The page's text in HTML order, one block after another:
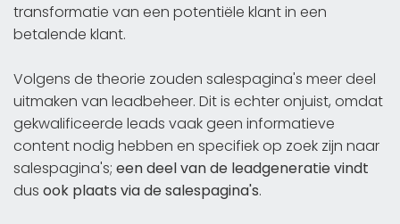
transformatie van een potentiële klant in een
betalende klant.
Volgens de theorie zouden salespagina's meer deel
uitmaken van leadbeheer. Dit is echter onjuist, omdat
gekwalificeerde leads vaak geen informatieve
content nodig hebben en specifiek op zoek zijn naar
salespagina's; een deel van de leadgeneratie vindt
dus ook plaats via de salespagina's.